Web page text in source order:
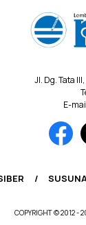
Jl. Dg. Tata
E-
COPYRIGHT © 2012 -